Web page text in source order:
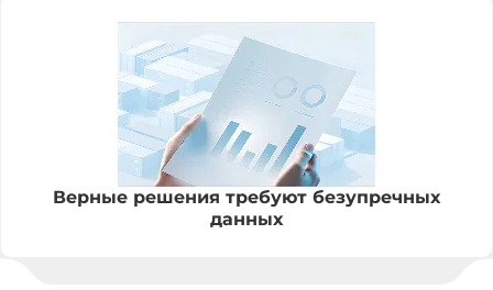
Верные решения требуют безупречных
данных